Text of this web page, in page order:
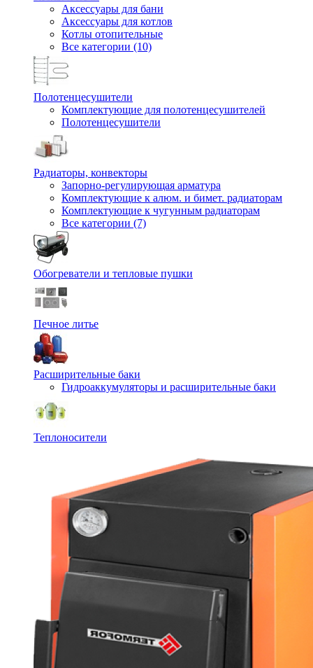
Аксессуары для бани
Аксессуары для котлов
Котлы отопительные
Все категории (10)
Полотенцесушители
Комплектующие для полотенцесушителей
Полотенцесушители
Радиаторы, конвекторы
Запорно-регулирующая арматура
Комплектующие к алюм. и бимет. радиаторам
Комплектующие к чугунным радиаторам
Все категории (7)
Обогреватели и тепловые пушки
Печное литье
Расширительные баки
Гидроаккумуляторы и расширительные баки
Теплоносители